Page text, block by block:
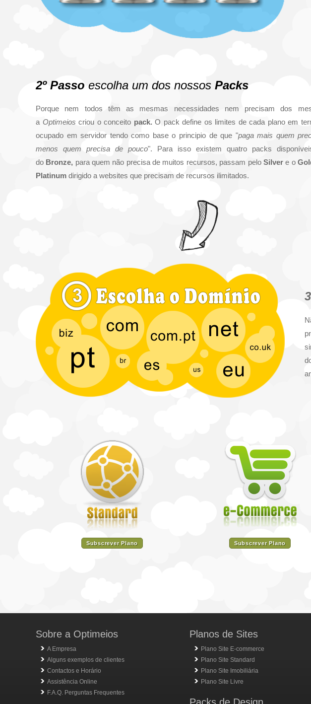
2º Passo escolha um dos nossos Packs
Porque nem todos têm as mesmas necessidades nem precisam dos
a Optimeios criou o conceito pack. O pack define os limites de cada plano em
ocupado em servidor tendo como base o principio de que "paga mais quem
menos quem precisa de pouco". Para isso existem quatro packs
do Bronze, para quem não precisa de muitos recursos, passam pelo Silvere o
Platinum dirigido a websites que precisam de recursos ilimitados.
Subscrever Plano Subscrever Plano
Sobre a Optimeios
A Empresa
Alguns exemplos de clientes
Contactos e Horário
Assistência Online
F.A.Q. Perguntas Frequentes
Planos de Sites
Plano Site E-commerce
Plano Site Standard
Plano Site Imobiliária
Plano Site Livre